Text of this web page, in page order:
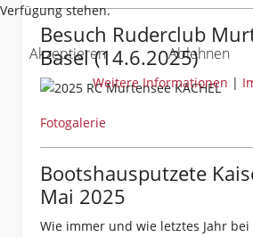
Besuch Ruderclub
Basel (14.6.2025)
Fotogalerie
Bootshausputzete
Mai 2025
Wie immer und wie letztes Jahr
Verfügung stehen.
Akzeptieren Ablehnen
Weitere Informationen |